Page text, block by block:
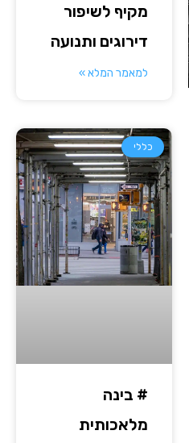
מקיף לשיפור
דירוגים ותנועה
למאמר המלא »
כללי
# בינה
מלאכותית